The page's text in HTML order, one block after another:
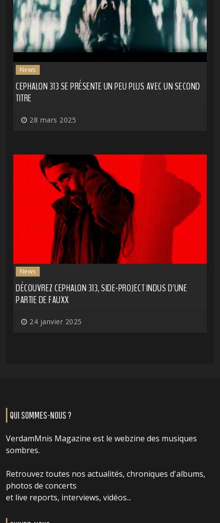
News
CEPHALON 313 SE PRÉSENTE UN PEU PLUS AVEC UN SECOND
TITRE
28 mars 2025
News
DÉCOUVREZ CEPHALON 313, SIDE-PROJECT INDUS D'UNE
PARTIE DE FAUXX
24 janvier 2025
QUI SOMMES-NOUS ?
VerdamMnis Magazine est le webzine des musiques
sombres.
Retrouvez toutes nos actualités, chroniques d'albums,
photos de concerts
et live reports, interviews, vidéos...